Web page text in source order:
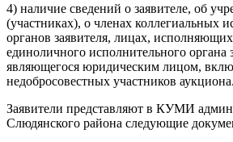
4) наличие сведений о заявителе, об
(участниках), о членах коллегиальных
органов заявителя, лицах,
единоличного исполнительного органа
являющегося юридическим лицом,
недобросовестных участников аукциона.
Заявители представляют в КУМИ
Слюдянского района следующие